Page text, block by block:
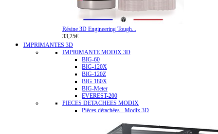
Résine 3D Engineering Tough...
33,25€
IMPRIMANTES 3D
IMPRIMANTE MODIX 3D
BIG-60
BIG-120X
BIG-120Z
BIG-180X
BIG-Meter
EVEREST-200
PIECES DETACHEES MODIX
Pièces détachées - Modix 3D